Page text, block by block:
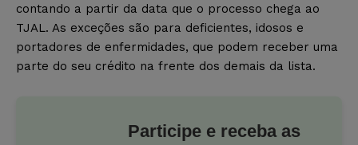
contando a partir da data que o processo chega ao
TJAL. As exceções são para deficientes, idosos e
portadores de enfermidades, que podem receber uma
parte do seu crédito na frente dos demais da lista.
Participe e receba as